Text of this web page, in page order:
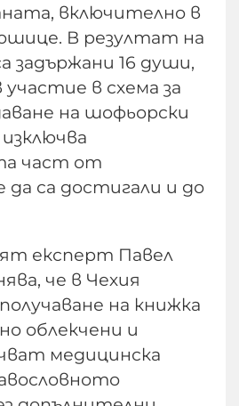
включително в
В резултат на
задържани 16 души,
участие в схема за
на шофьорски
част от
са достигали и до
експерт Павел
че в Чехия
на книжка
облекчени и
медицинска